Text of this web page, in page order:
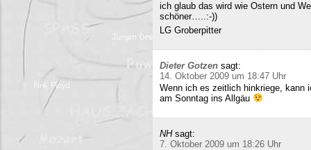
ich glaub das wird wie Ostern und
schöner…..:-))
LG Groberpitter
Dieter Gotzen sagt:
14. Oktober 2009 um 18:47 Uhr
Wenn ich es zeitlich hinkriege, kann
am Sonntag ins Allgäu
NH sagt:
7. Oktober 2009 um 18:26 Uhr